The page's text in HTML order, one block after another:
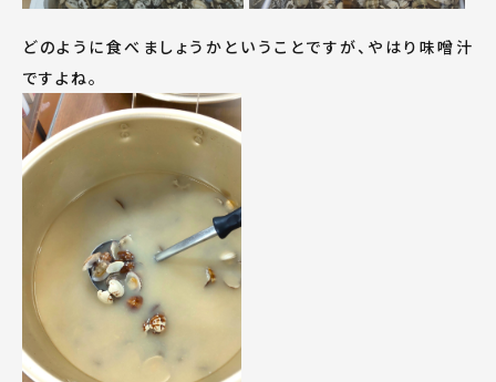
どのように食べましょうかということですが、やはり味噌汁
ですよね。